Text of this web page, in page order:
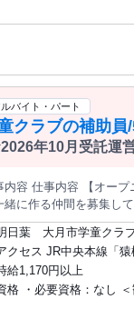
相談ください◎
たい学生さん(高卒以
ついては下記リンクよ
ルバイト・パート
クラブの補助員
年10月受託運
内容 仕事内容 【オー
緒に作る仲間を募集し
スタートで きるお仕事
見 守りなど） ●登室、
の見守りが中心で、無
りがいPOINT☆ こどもたちの成長をすぐそばで感じられるお仕事 です。遊びや生活習慣を一
学びながら、でき る
日葉 大月市学童クラ
クセス JR中央本線「
給1,170円以上
格 ・必要資格：なし ＜歓